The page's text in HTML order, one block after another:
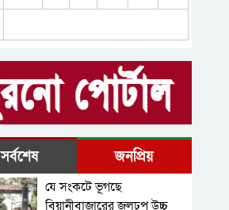
চব্বিশের মামলার তদন্ত,
রপ্তানিতে ঊর্ধ্বমুখী প্রবণতা নিয়ে
অর্থবছর শুরু
জুলাই আন্দোলনের পরিচিত
মুখেরা কে কোথায়
২১ বছরের দুদকে নজিরবিহীন
শূন্যতা, হাল ধরবে কে?
খাদ্যে সর্বগ্রাসী ভেজাল
সর্বশেষ জনপ্রিয়
যে সংকটে ভূগছে
বিয়ানীবাজারের জলঢুপ উচ্চ